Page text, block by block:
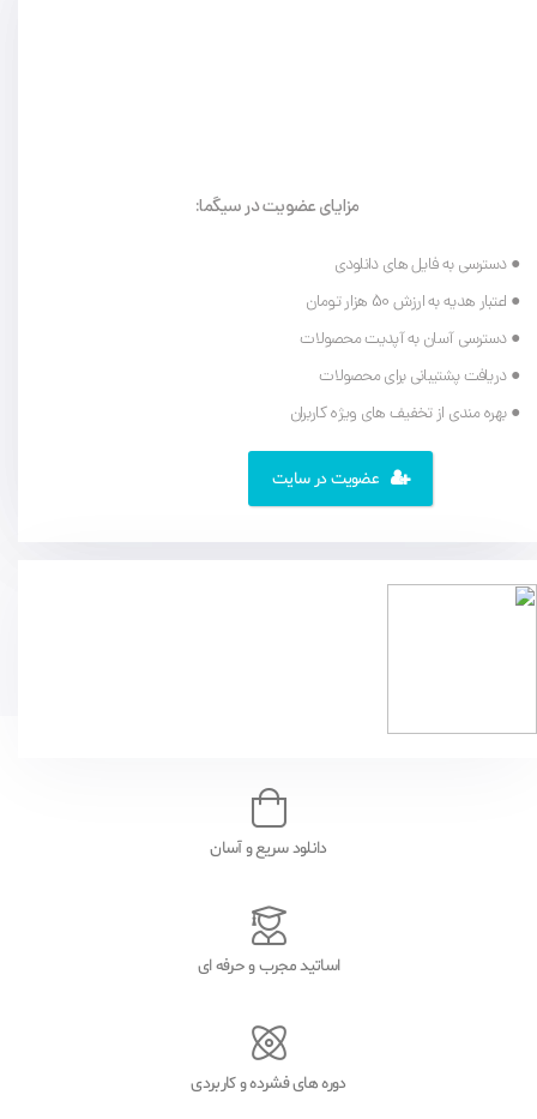
مزایای عضویت در سیگما:
● دسترسی به فایل های دانلودی
● اعتبار هدیه به ارزش 50 هزار تومان
● دسترسی آسان به آپدیت محصولات
● دریافت پشتیبانی برای محصولات
● بهره مندی از تخفیف های ویژه کاربران
عضویت در سایت
دانلود سریع و آسان
اساتید مجرب و حرفه ای
دوره های فشرده و کاربردی